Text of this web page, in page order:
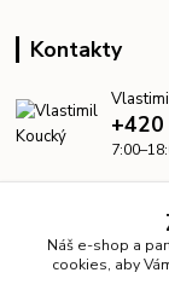
Kontakty
Náš e-shop a
cookies, aby